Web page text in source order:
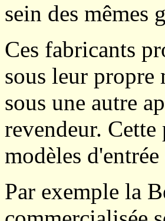
sein des mêmes
Ces fabricants
sous leur propre
sous une autre
revendeur.
modèles
Par exemple la